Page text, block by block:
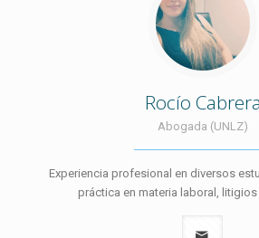
Rocío Cabrera
Abogada (UNLZ)
Experiencia profesional en diversos
práctica en materia laboral, litigios